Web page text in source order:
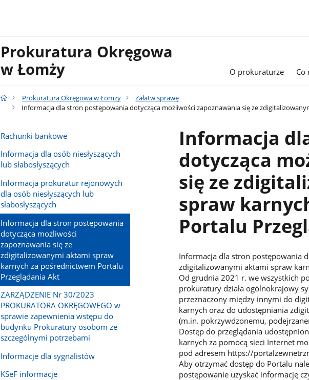
Prokuratura Okręgowa
w Łomży
O prokuraturze Co
Prokuratura Okręgowa w Łomży
Załatw sprawę
Informacja dla stron postępowania dotycząca możliwości zapoznawania się ze
Rachunki bankowe
Informacja dla osób niesłyszących
lub słabosłyszących
Informacja prokuratur rejonowych
dla osób niesłyszących lub
słabosłyszących
Informacja dla stron postępowania
dotycząca możliwości
zapoznawania się ze
zdigitalizowanymi aktami spraw
karnych za pośrednictwem Portalu
Przeglądania Akt
ZARZĄDZENIE Nr 30/2023
PROKURATORA OKRĘGOWEGO w
sprawie zapewnienia wstępu do
budynku Prokuratury osobom ze
szczególnymi potrzebami
Informacje dla sygnalistów
KSeF informacje
Informacja
dotycząca
się ze
spraw
Portalu
Informacja dla stron postępowania
zdigitalizowanymi aktami spraw
Od grudnia 2021 r. we wszystkich
prokuratury działa ogólnokrajowy
przeznaczony między innymi do
karnych oraz do udostępniania
(m.in. pokrzywdzonemu,
Dostęp do przeglądania
karnych za pomocą sieci Internet
pod adresem https://
Aby otrzymać dostęp do Portalu
postępowanie uzyskać informację